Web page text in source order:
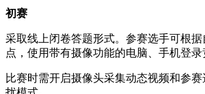
初赛
采取线上闭卷答题形式。参赛选手可根
点，使用带有摄像功能的电脑、手机登录
比赛时需开启摄像头采集动态视频和参